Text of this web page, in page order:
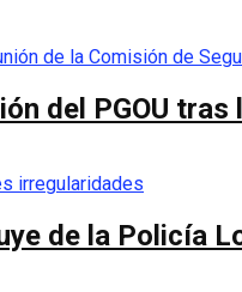
del PGOU
de la Policía